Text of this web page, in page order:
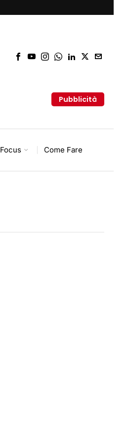
Pubblicità
Focus Come Fare